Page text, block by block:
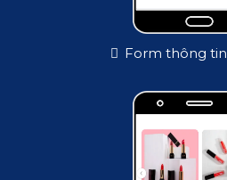
Form thông tin